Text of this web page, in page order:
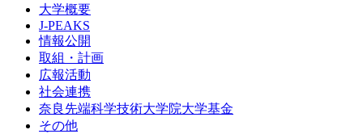
大学概要
J-PEAKS
情報公開
取組・計画
広報活動
社会連携
奈良先端科学技術大学院大学基金
その他